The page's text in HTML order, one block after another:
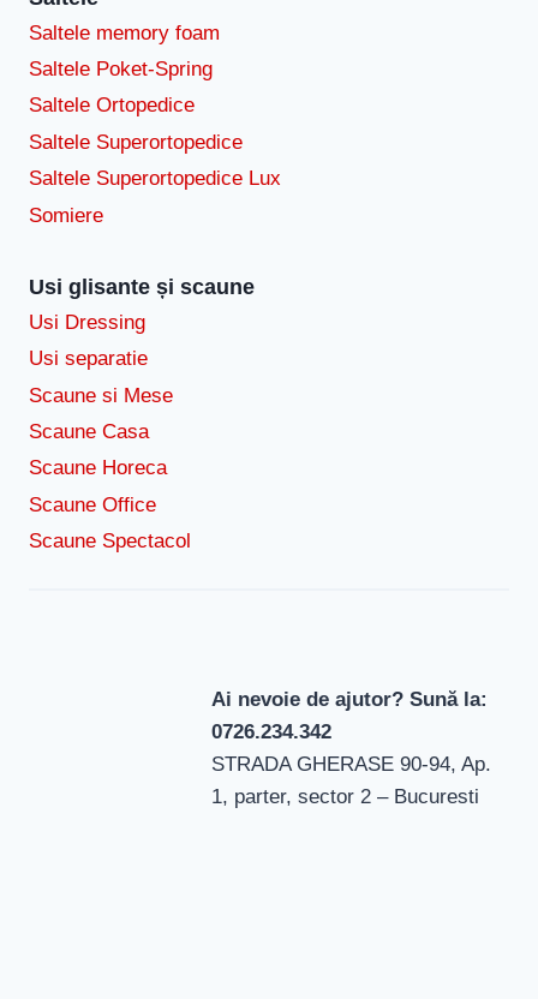
Saltele memory foam
Saltele Poket-Spring
Saltele Ortopedice
Saltele Superortopedice
Saltele Superortopedice Lux
Somiere
Usi glisante și scaune
Usi Dressing
Usi separatie
Scaune si Mese
Scaune Casa
Scaune Horeca
Scaune Office
Scaune Spectacol
Ai nevoie de ajutor? Sună la:
0726.234.342
STRADA GHERASE 90-94, Ap.
1, parter, sector 2 – Bucuresti